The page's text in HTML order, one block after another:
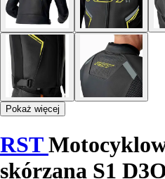
Pokaż więcej
RST
skórzana S1